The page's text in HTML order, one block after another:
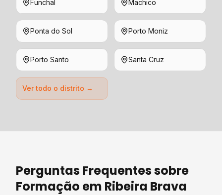
Funchal Machico
Ponta do Sol Porto Moniz
Porto Santo Santa Cruz
Ver todo o distrito →
Perguntas Frequentes sobre
Formação em Ribeira Brava